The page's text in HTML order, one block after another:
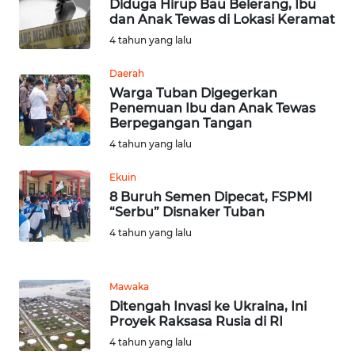
Diduga Hirup Bau Belerang, Ibu
dan Anak Tewas di Lokasi Keramat
4 tahun yang lalu
Daerah
Warga Tuban Digegerkan
Penemuan Ibu dan Anak Tewas
Berpegangan Tangan
4 tahun yang lalu
Ekuin
8 Buruh Semen Dipecat, FSPMI
“Serbu” Disnaker Tuban
4 tahun yang lalu
Mawaka
Ditengah Invasi ke Ukraina, Ini
Proyek Raksasa Rusia di RI
4 tahun yang lalu
WN
LESUNG
WN
KARO
WN
SIMALUNGUN
WN
WN
TAPANULI
TENGAH